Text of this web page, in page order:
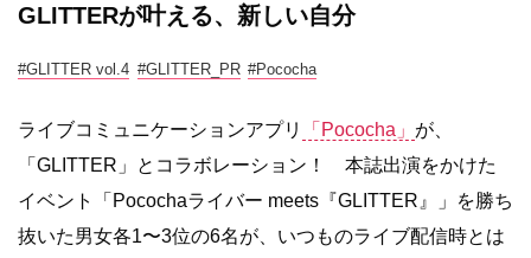
GLITTERが叶える、新しい自分
#GLITTER vol.4 #GLITTER_PR #Pococha
ライブコミュニケーションアプリ 「Pococha」 が、
「GLITTER」とコラボレーション！ 本誌出演をかけた
イベント「Pocochaライバー meets『GLITTER』」を勝ち
抜いた男女各1〜3位の6名が、いつものライブ配信時とは